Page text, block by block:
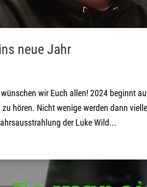
neue Jahr
wir Euch allen! 2024 beginnt
hören. Nicht wenige werden dann
der Luke Wild...